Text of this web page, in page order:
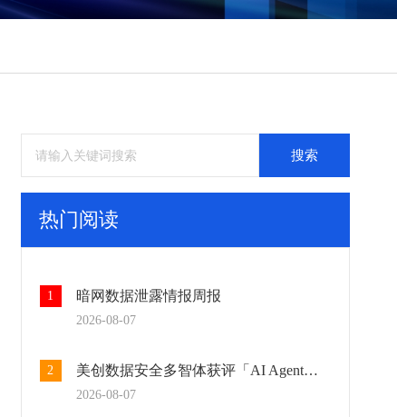
搜索
热门阅读
1 暗网数据泄露情报周报
2026-08-07
2 美创数据安全多智体获评「AI Agent标杆产品」：AI重塑数据安全运营闭环
2026-08-07